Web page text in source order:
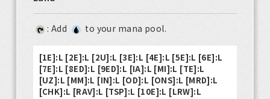
: Add to your mana pool.
[1E]:L [2E]:L [2U]:L [3E]:L [4E]:L [5E]:L [6E]:L
[7E]:L [8ED]:L [9ED]:L [IA]:L [MI]:L [TE]:L
[UZ]:L [MM]:L [IN]:L [OD]:L [ONS]:L [MRD]:L
[CHK]:L [RAV]:L [TSP]:L [10E]:L [LRW]:L